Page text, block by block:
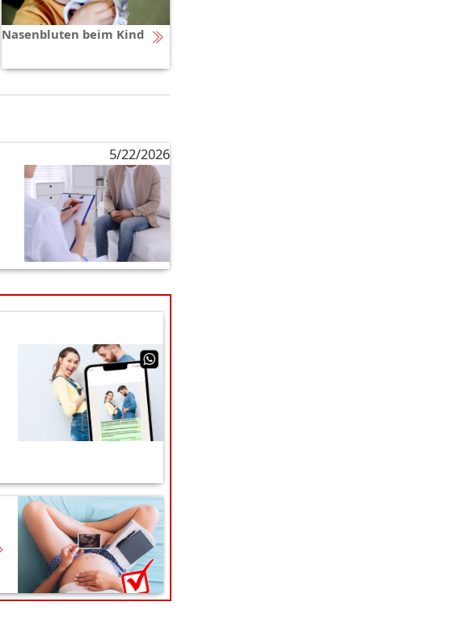
Nasenbluten beim Kind
5/22/2026